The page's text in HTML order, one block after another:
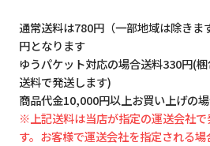
通常送料は780円（一部地域は除き
円となります
ゆうパケット対応の場合送料330円(
送料で発送します)
商品代金10,000円以上お買い上げの
※上記送料は当店が指定の運送会社
す。お客様で運送会社を指定される